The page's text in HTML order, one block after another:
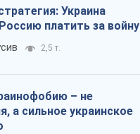
Украина
платить за войну
2,5 т.
– не
а сильное украинское